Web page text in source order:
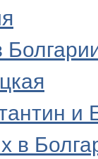
и
в